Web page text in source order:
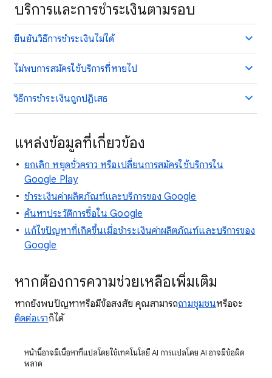
บริการและการชำระเงินตามรอบ
ยืนยันวิธีการชำระเงินไม่ได้
ไม่พบการสมัครใช้บริการที่หายไป
วิธีการชำระเงินถูกปฏิเสธ
แหล่งข้อมูลที่เกี่ยวข้อง
ยกเลิก หยุดชั่วคราว หรือเปลี่ยนการสมัครใช้บริการใน
Google Play
ชำระเงินค่าผลิตภัณฑ์และบริการของ Google
ค้นหาประวัติการซื้อใน Google
แก้ไขปัญหาที่เกิดขึ้นเมื่อชำระเงินค่าผลิตภัณฑ์และบริการของ
Google
หากต้องการความช่วยเหลือเพิ่มเติม
หากยังพบปัญหาหรือมีข้อสงสัย คุณสามารถถามชุมชนหรือจะ
ติดต่อเราก็ได้
หน้านี้อาจมีเนื้อหาที่แปลโดยใช้เทคโนโลยี AI การแปลโดย AI อาจมีข้อผิด
พลาด